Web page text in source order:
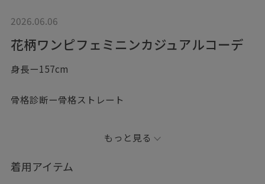
2026.06.06
花柄ワンピフェミニンカジュアルコーデ
身長ー157cm
骨格診断ー骨格ストレート
いつもご覧いただきまして、ありがとうございます！
VISアトレ大井町店のeriです⭐︎
もっと見る
着用アイテム